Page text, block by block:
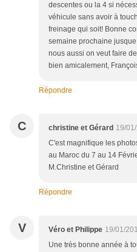
descentes ou la 4 si
véhicule sans avoir à
freinage qui soit! Bonne
semaine prochaine
nous aussi on veut faire
bien amicalement,
Répondre
C christine et Gérard 19/
C'est magnifique les
au Maroc du 7 au 14
M.Christine et Gérard
Répondre
V Véro et Philippe 19/01/
Une très bonne année à